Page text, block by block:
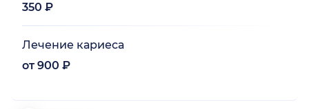
350 ₽
Лечение кариеса
от 900 ₽